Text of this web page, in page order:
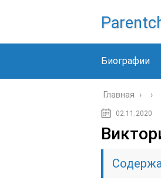
Биографии
Главная › ›
02.11.2020